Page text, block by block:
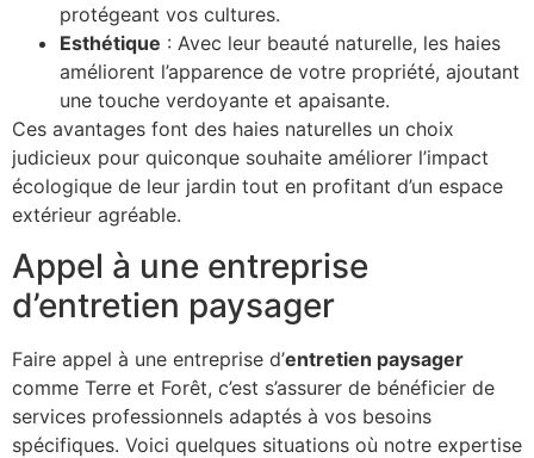
protégeant vos cultures.
Esthétique : Avec leur beauté naturelle, les haies
améliorent l’apparence de votre propriété, ajoutant
une touche verdoyante et apaisante.
Ces avantages font des haies naturelles un choix
judicieux pour quiconque souhaite améliorer l’impact
écologique de leur jardin tout en profitant d’un espace
extérieur agréable.
Appel à une entreprise
d’entretien paysager
Faire appel à une entreprise d’entretien paysager
comme Terre et Forêt, c’est s’assurer de bénéficier de
services professionnels adaptés à vos besoins
spécifiques. Voici quelques situations où notre expertise